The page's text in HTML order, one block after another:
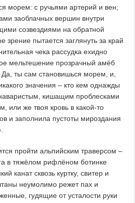
морем: с ручьями артерий и вен;
заоблачных вершин внутри
созвездиями на обратной
зрение пытается заглянуть за край
чека рассудка ехидно
мельтешение прозрачный амёб
ты сам становишься морем, и,
значения – кто кем однажды
кишащим проблесками
или же твоя кровь в какой-то
и заполнила пустоты мироздания
пройти альпийским траверсом –
в тяжёлом рифлёном ботинке
канат сквозь куртку, свитер и
неумолимо режет пах и
гудящие от усталости руки